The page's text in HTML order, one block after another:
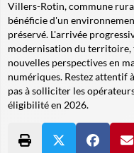
Villers-Rotin, commune
bénéficie d'un
préservé. L'arrivée
modernisation du territoire,
nouvelles perspectives en
numériques. Restez attentif
pas à solliciter les
éligibilité en 2026.